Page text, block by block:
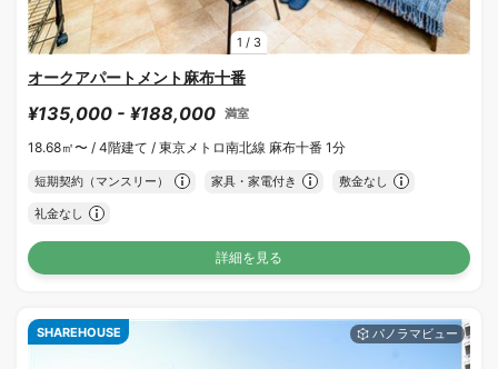
1 / 3
オークアパートメント麻布十番
¥135,000 - ¥188,000 満室
18.68㎡〜 / 4階建て / 東京メトロ南北線 麻布十番 1分
短期契約（マンスリー） 家具・家電付き 敷金なし
礼金なし
詳細を見る
SHAREHOUSE